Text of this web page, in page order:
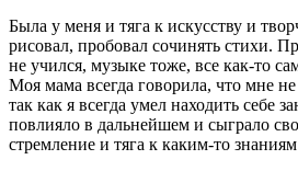
Была у меня и тяга к искусству и
рисовал, пробовал сочинять стихи.
не учился, музыке тоже, все как-то
Моя мама всегда говорила, что мне
так как я всегда умел находить себе
повлияло в дальнейшем и сыграло
стремление и тяга к каким-то